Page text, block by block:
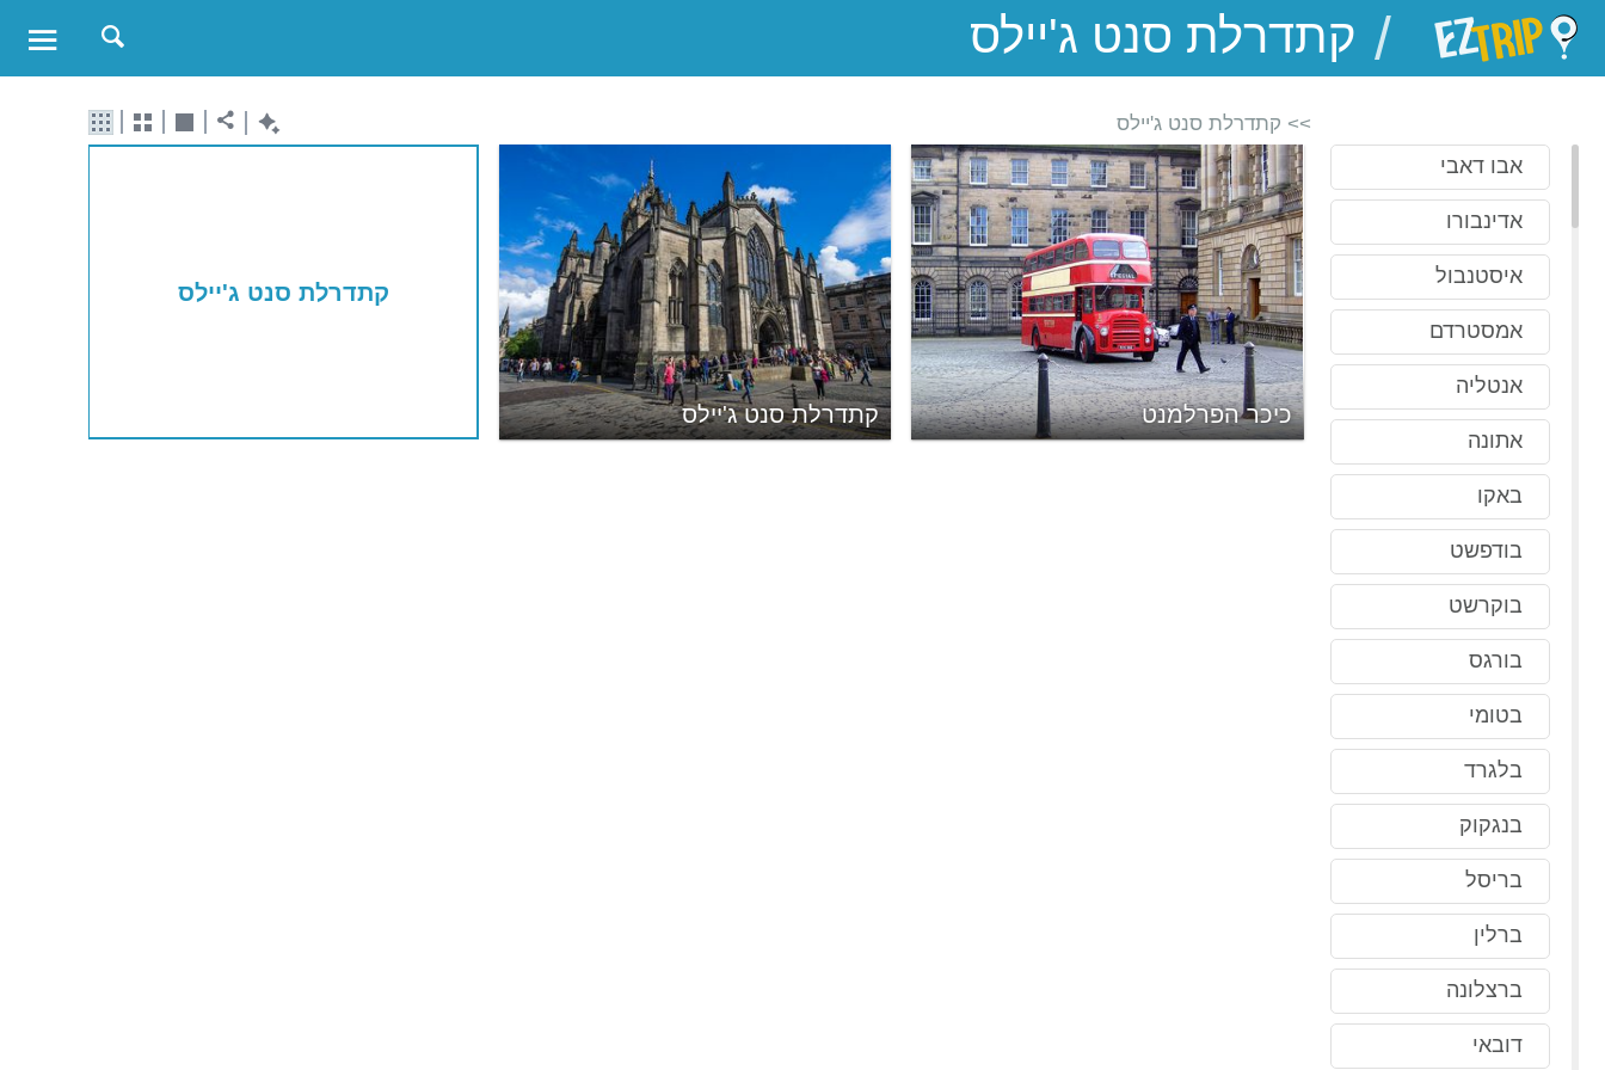
EZTrip
/
אבו דאבי
אדינבורו
איסטנבול
אמסטרדם
אנטליה
אתונה
באקו
בודפשט
בוקרשט
בורגס
בטומי
בלגרד
בנגקוק
בריסל
ברלין
ברצלונה
דובאי
>> קתדרלת סנט ג'יילס
קתדרלת סנט ג'יילס
קתדרלת סנט ג'יילס כיכר הפרלמנט